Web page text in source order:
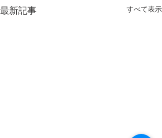
最新記事 すべて表示